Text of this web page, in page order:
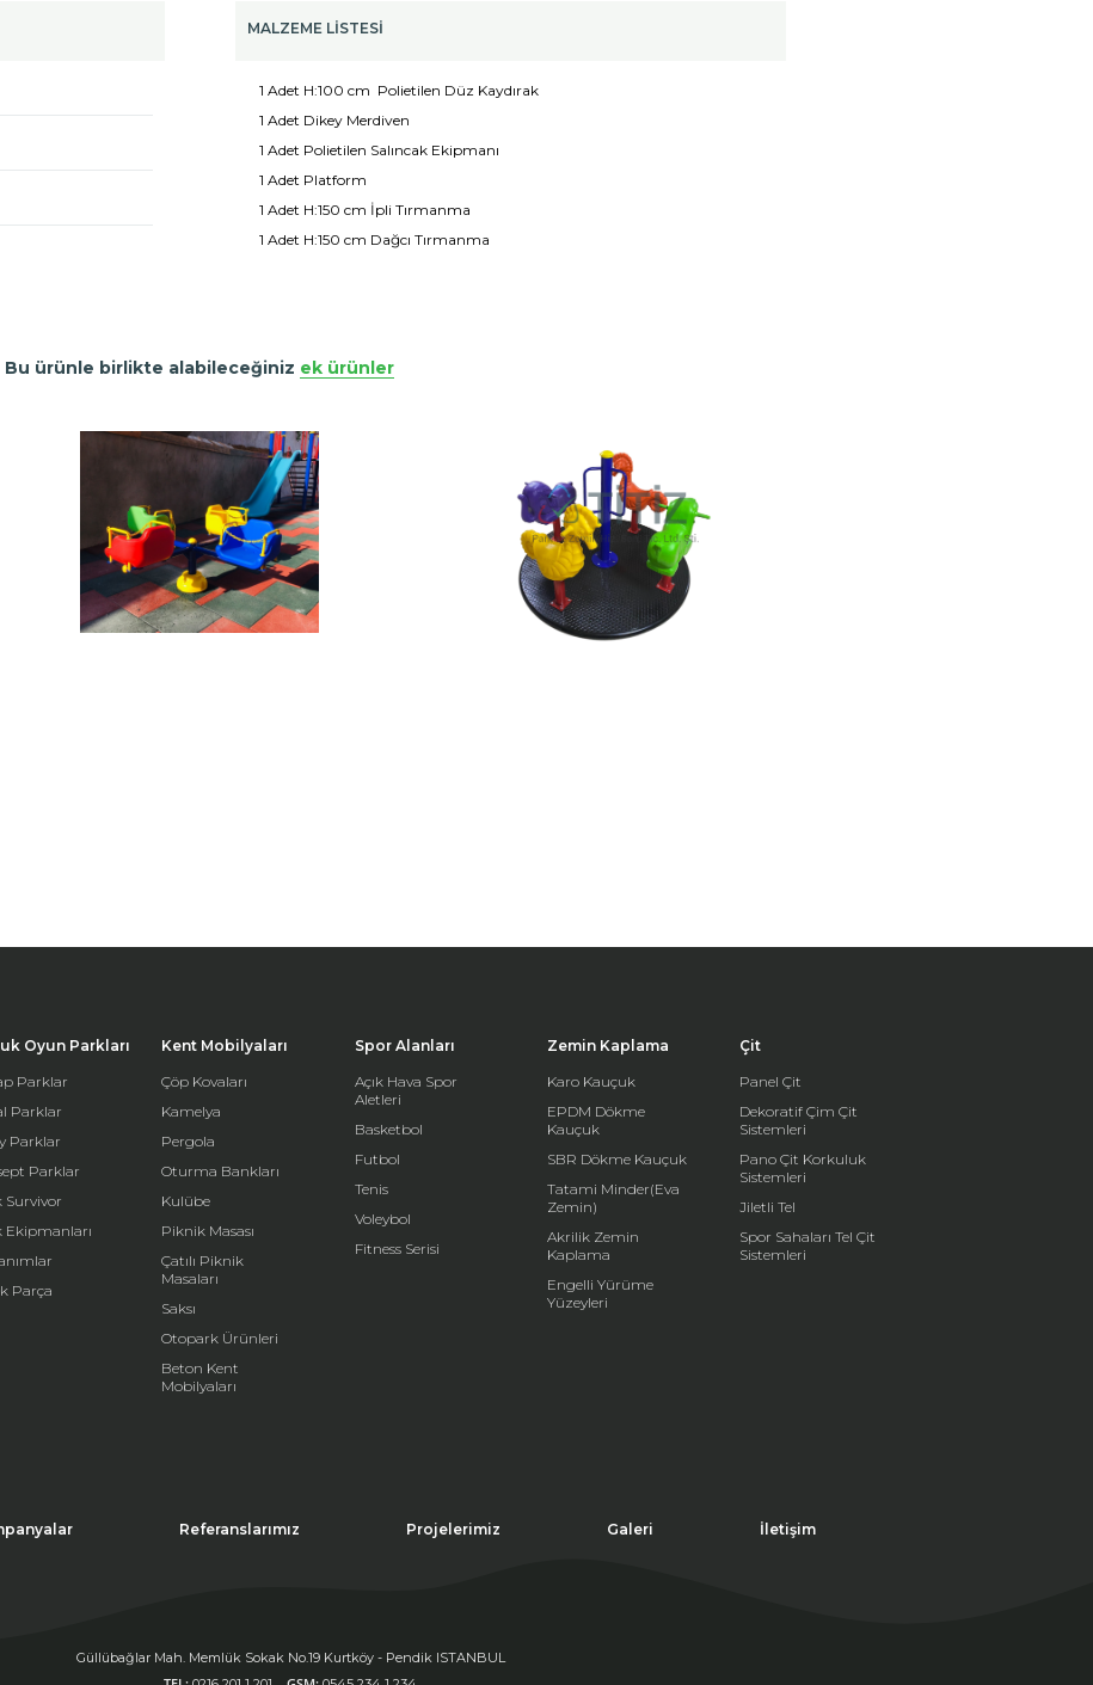
MALZEME LİSTESİ
1 Adet H:100 cm Polietilen Düz Kaydırak
1 Adet Dikey Merdiven
1 Adet Polietilen Salıncak Ekipmanı
1 Adet Platform
1 Adet H:150 cm İpli Tırmanma
1 Adet H:150 cm Dağcı Tırmanma
Bu ürünle birlikte alabileceğiniz ek ürünler
Oyun Parkları
Parklar
Parklar
Parklar
Parklar
Survivor
Ekipmanları
Parça
Kent Mobilyaları
Çöp Kovaları
Kamelya
Pergola
Oturma Bankları
Kulübe
Piknik Masası
Çatılı Piknik
Masaları
Saksı
Otopark Ürünleri
Beton Kent
Mobilyaları
Spor Alanları
Açık Hava Spor
Aletleri
Basketbol
Futbol
Tenis
Voleybol
Fitness Serisi
Zemin Kaplama
Karo Kauçuk
EPDM Dökme
Kauçuk
SBR Dökme Kauçuk
Tatami Minder(Eva
Zemin)
Akrilik Zemin
Kaplama
Engelli Yürüme
Yüzeyleri
Çit
Panel Çit
Dekoratif Çim Çit
Sistemleri
Pano Çit Korkuluk
Sistemleri
Jiletli Tel
Spor Sahaları Tel Çit
Sistemleri
Referanslarımız Projelerimiz Galeri İletişim
Güllübağlar Mah. Memlük Sokak No.19 Kurtköy - Pendik ISTANBUL